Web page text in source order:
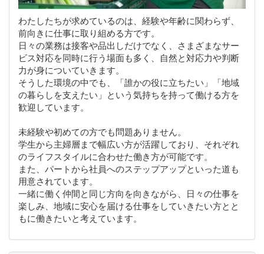
わたしたちが求めているのは、経験や年齢に関わらず、
前向きに仕事に取り組める方です。
日々の業務は接客や品出しだけでなく、さまざまなサー
ビス対応を同時に行う場面も多く、自然と対応力や判断
力が身についていきます。
そうした環境の中でも、「誰かの役に立ちたい」「地域
の暮らしを支えたい」という気持ちを持って働ける方を
歓迎しています。
未経験や初めての方でも問題ありません。
学生から主婦層まで幅広い方が活躍しており、それぞれ
のライフスタイルに合わせた働き方が可能です。
また、パートから社員へのステップアップといった道も
用意されています。
一緒に働く仲間と同じ方向を向きながら、日々の仕事を
楽しみ、地域に安心を届ける仕事をしていきたい方とと
もに働きたいと考えています。